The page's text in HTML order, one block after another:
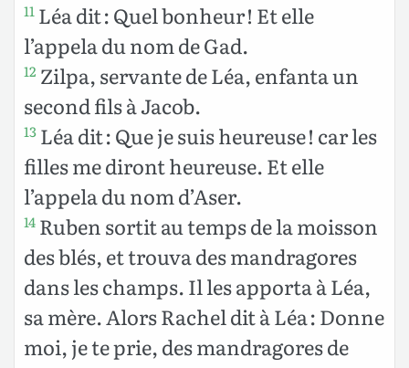
11 Léa dit : Quel bonheur ! Et elle
l’appela du nom de Gad.
12 Zilpa, servante de Léa, enfanta un
second fils à Jacob.
13 Léa dit : Que je suis heureuse ! car les
filles me diront heureuse. Et elle
l’appela du nom d’Aser.
14 Ruben sortit au temps de la moisson
des blés, et trouva des mandragores
dans les champs. Il les apporta à Léa,
sa mère. Alors Rachel dit à Léa : Donne
moi, je te prie, des mandragores de